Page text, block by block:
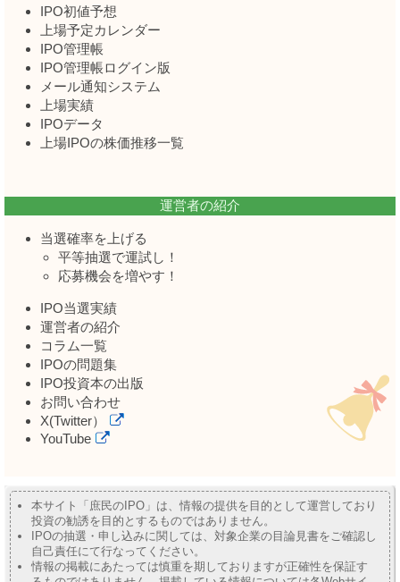
IPO初値予想
上場予定カレンダー
IPO管理帳
IPO管理帳ログイン版
メール通知システム
上場実績
IPOデータ
上場IPOの株価推移一覧
運営者の紹介
当選確率を上げる
平等抽選で運試し！
応募機会を増やす！
IPO当選実績
運営者の紹介
コラム一覧
IPOの問題集
IPO投資本の出版
お問い合わせ
X(Twitter）
YouTube
本サイト「庶民のIPO」は、情報の提供を目的として運営しており
投資の勧誘を目的とするものではありません。
IPOの抽選・申し込みに関しては、対象企業の目論見書をご確認し
自己責任にて行なってください。
情報の掲載にあたっては慎重を期しておりますが正確性を保証す